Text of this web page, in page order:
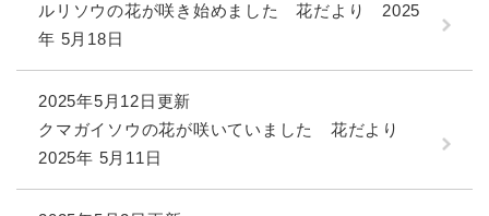
ルリソウの花が咲き始めました 花だより 2025
年 5月18日
2025年5月12日更新
クマガイソウの花が咲いていました 花だより
2025年 5月11日